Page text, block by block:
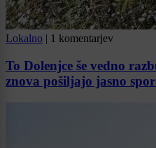
Lokalno | 1 komentarjev
To Dolenjce še vedno
znova pošiljajo jasno